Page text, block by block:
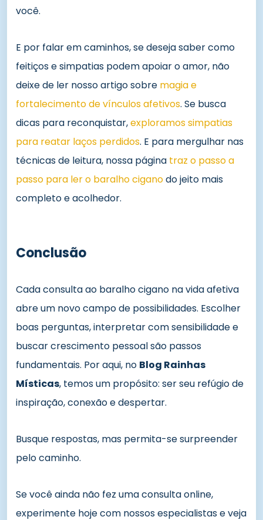
você.
E por falar em caminhos, se deseja saber como
feitiços e simpatias podem apoiar o amor, não
deixe de ler nosso artigo sobre magia e
fortalecimento de vínculos afetivos. Se busca
dicas para reconquistar,exploramos simpatias
para reatar laços perdidos. E para mergulhar nas
técnicas de leitura, nossa página traz o passo a
passo para ler o baralho ciganodo jeito mais
completo e acolhedor.
Conclusão
Cada consulta ao baralho cigano na vida afetiva
abre um novo campo de possibilidades. Escolher
boas perguntas, interpretar com sensibilidade e
buscar crescimento pessoal são passos
fundamentais. Por aqui, no Blog Rainhas
Místicas, temos um propósito: ser seu refúgio de
inspiração, conexão e despertar.
Busque respostas, mas permita-se surpreender
pelo caminho.
Se você ainda não fez uma consulta online,
experimente hoje com nossos especialistas e veja